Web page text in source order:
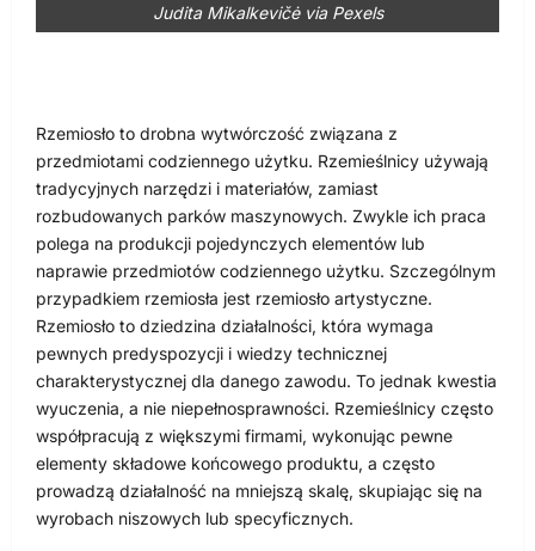
Judita Mikalkevičė via Pexels
Rzemiosło to drobna wytwórczość związana z
przedmiotami codziennego użytku. Rzemieślnicy używają
tradycyjnych narzędzi i materiałów, zamiast
rozbudowanych parków maszynowych. Zwykle ich praca
polega na produkcji pojedynczych elementów lub
naprawie przedmiotów codziennego użytku. Szczególnym
przypadkiem rzemiosła jest rzemiosło artystyczne.
Rzemiosło to dziedzina działalności, która wymaga
pewnych predyspozycji i wiedzy technicznej
charakterystycznej dla danego zawodu. To jednak kwestia
wyuczenia, a nie niepełnosprawności. Rzemieślnicy często
współpracują z większymi firmami, wykonując pewne
elementy składowe końcowego produktu, a często
prowadzą działalność na mniejszą skalę, skupiając się na
wyrobach niszowych lub specyficznych.